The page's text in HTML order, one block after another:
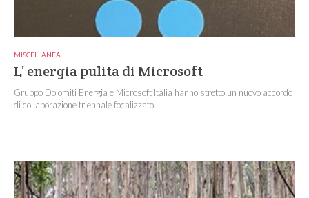
MISCELLANEA
L’ energia pulita di Microsoft
Gruppo Dolomiti Energia e Microsoft Italia hanno stretto un nuovo accordo
di collaborazione triennale focalizzato...